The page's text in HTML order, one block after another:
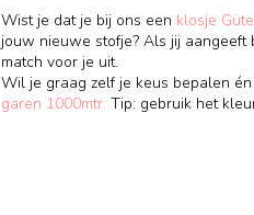
Wist je dat je bij ons een klosje
jouw nieuwe stofje? Als jij
match voor je uit.
Wil je graag zelf je keus bepalen
garen 1000mtr. Tip: gebruik het